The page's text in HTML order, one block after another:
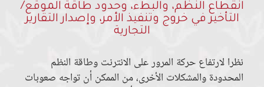
انقطاع النظم، والبطء، وحدود طاقة الموقع/
التأخير في خروج وتنفيذ الأمر، وإصدار التقارير
التجارية
نظرا لارتفاع حركة المرور على الانترنت وطاقة النظم
المحدودة والمشكلات الأخرى، من الممكن أن تواجه صعوبات